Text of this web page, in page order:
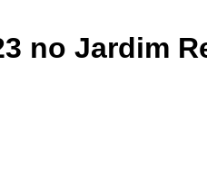
no Jardim